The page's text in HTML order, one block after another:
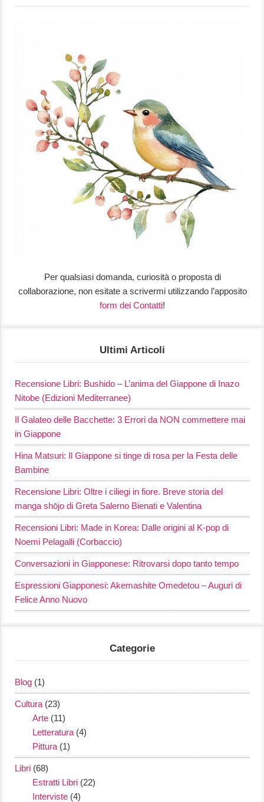
Per qualsiasi domanda, curiosità o proposta di
collaborazione, non esitate a scrivermi utilizzando l’apposito
form dei Contatti!
Ultimi Articoli
Recensione Libri: Bushido – L’anima del Giappone di Inazo
Nitobe (Edizioni Mediterranee)
Il Galateo delle Bacchette: 3 Errori da NON commettere mai
in Giappone
Hina Matsuri: Il Giappone si tinge di rosa per la Festa delle
Bambine
Recensione Libri: Oltre i ciliegi in fiore. Breve storia del
manga shōjo di Greta Salerno Bienati e Valentina
Recensioni Libri: Made in Korea: Dalle origini al K-pop di
Noemi Pelagalli (Corbaccio)
Conversazioni in Giapponese: Ritrovarsi dopo tanto tempo
Espressioni Giapponesi: Akemashite Omedetou – Auguri di
Felice Anno Nuovo
Categorie
Blog (1)
Cultura (23)
Arte (11)
Letteratura (4)
Pittura (1)
Libri (68)
Estratti Libri (22)
Interviste (4)